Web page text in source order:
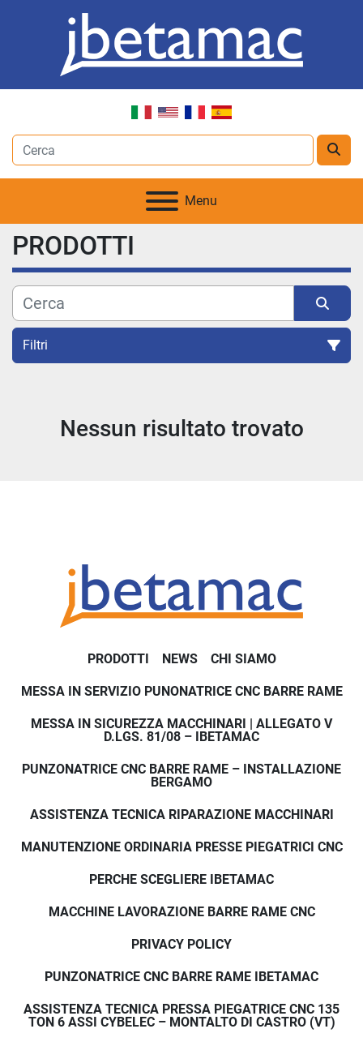
Menu
PRODOTTI
Filtri
Ordina per
Nessun risultato trovato
PRODOTTI NEWS CHI SIAMO
MESSA IN SERVIZIO PUNONATRICE CNC BARRE RAME
MESSA IN SICUREZZA MACCHINARI | ALLEGATO V
D.LGS. 81/08 – IBETAMAC
PUNZONATRICE CNC BARRE RAME – INSTALLAZIONE
BERGAMO
ASSISTENZA TECNICA RIPARAZIONE MACCHINARI
MANUTENZIONE ORDINARIA PRESSE PIEGATRICI CNC
PERCHE SCEGLIERE IBETAMAC
MACCHINE LAVORAZIONE BARRE RAME CNC
PRIVACY POLICY
PUNZONATRICE CNC BARRE RAME IBETAMAC
ASSISTENZA TECNICA PRESSA PIEGATRICE CNC 135
TON 6 ASSI CYBELEC – MONTALTO DI CASTRO (VT)